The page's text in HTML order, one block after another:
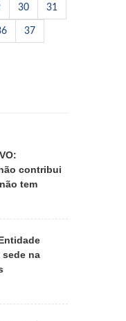
30 31
37
contribui
tem
na